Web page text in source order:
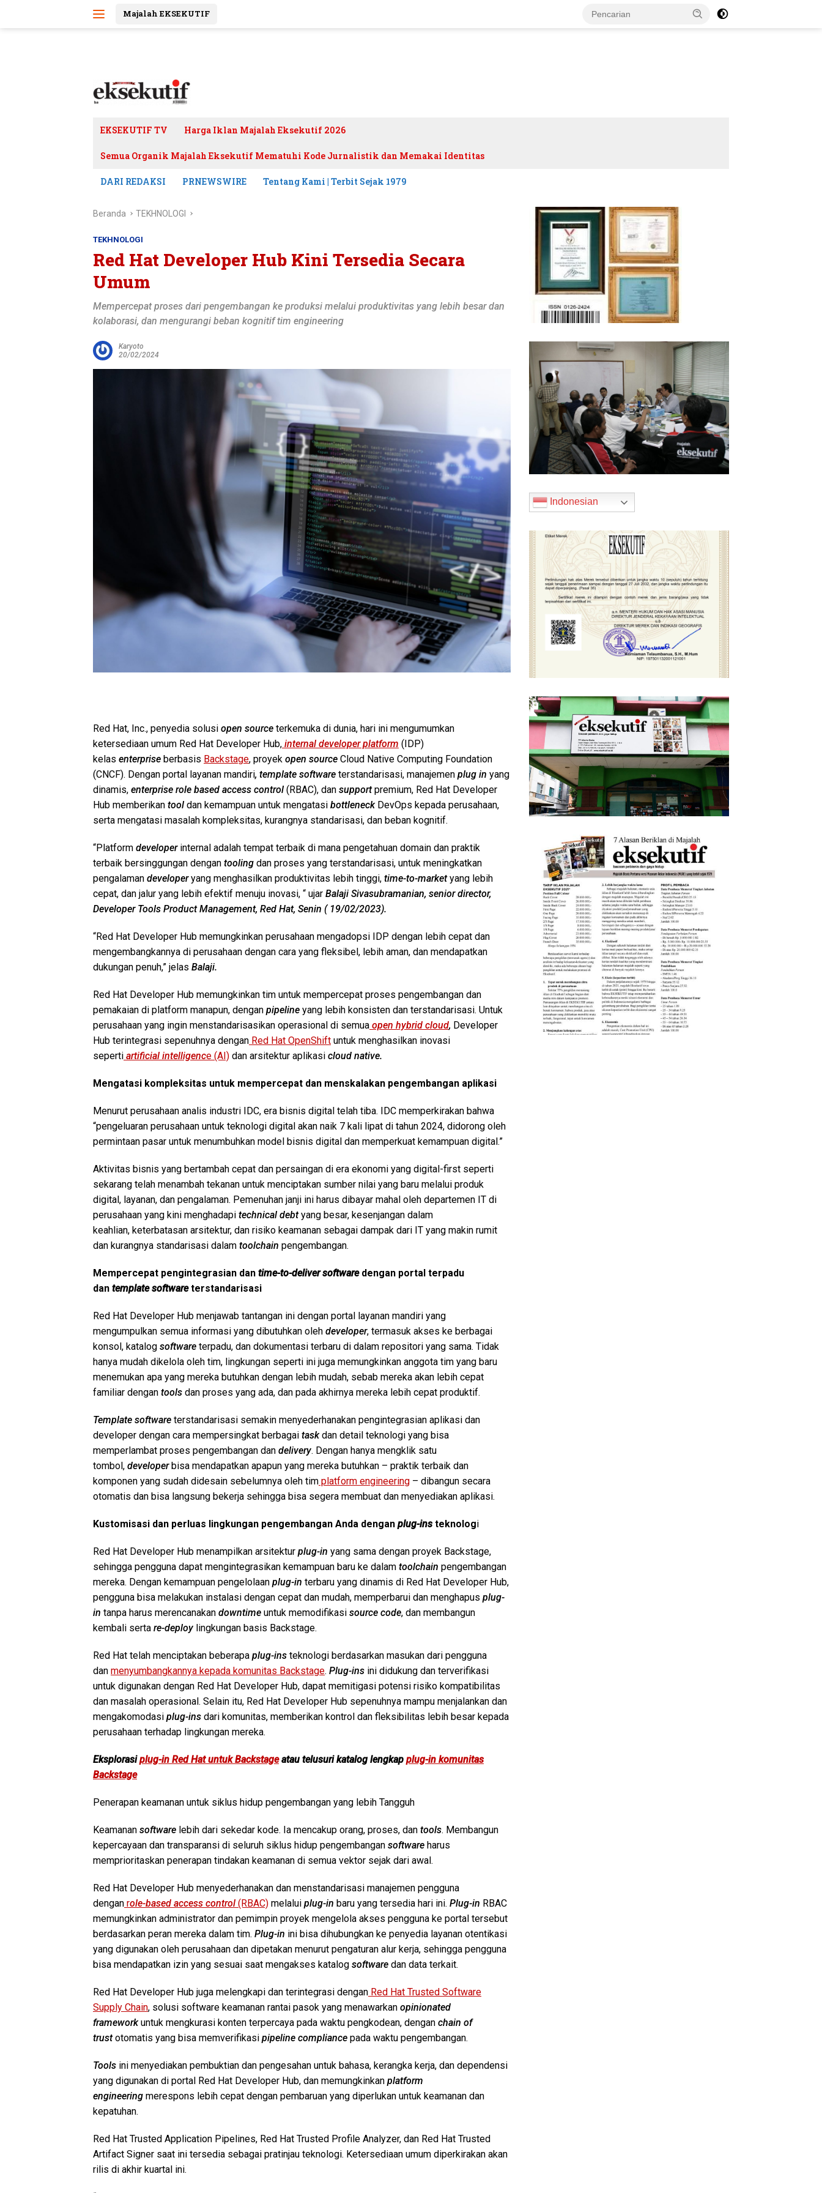
Majalah EKSEKUTIF
EKSEKUTIF TV Harga Iklan Majalah Eksekutif 2026
Semua Organik Majalah Eksekutif Mematuhi Kode Jurnalistik dan Memakai Identitas
DARI REDAKSI PRNEWSWIRE Tentang Kami | Terbit Sejak 1979
Beranda TEKHNOLOGI
TEKHNOLOGI
Red Hat Developer Hub Kini Tersedia Secara
Umum
Mempercepat proses dari pengembangan ke produksi melalui produktivitas yang lebih besar dan
kolaborasi, dan mengurangi beban kognitif tim engineering
Karyoto
20/02/2024
Red Hat, Inc., penyedia solusi open source terkemuka di dunia, hari ini mengumumkan
ketersediaan umum Red Hat Developer Hub, internal developer platform (IDP)
kelas enterprise berbasis Backstage, proyek open source Cloud Native Computing Foundation
(CNCF). Dengan portal layanan mandiri, template software terstandarisasi, manajemen plug in yang
dinamis, enterprise role based access control (RBAC), dan supportpremium, Red Hat Developer
Hub memberikan tool dan kemampuan untuk mengatasi bottleneck DevOps kepada perusahaan,
serta mengatasi masalah kompleksitas, kurangnya standarisasi, dan beban kognitif.
“Platform developerinternal adalah tempat terbaik di mana pengetahuan domain dan praktik
terbaik bersinggungan dengan tooling dan proses yang terstandarisasi, untuk meningkatkan
pengalaman developeryang menghasilkan produktivitas lebih tinggi, time-to-marketyang lebih
cepat, dan jalur yang lebih efektif menuju inovasi, “ ujar Balaji Sivasubramanian, senior director,
Developer Tools Product Management, Red Hat, Senin ( 19/02/2023).
“Red Hat Developer Hub memungkinkan perusahaan mengadopsi IDP dengan lebih cepat dan
mengembangkannya di perusahaan dengan cara yang fleksibel, lebih aman, dan mendapatkan
dukungan penuh,” jelas Balaji.
Red Hat Developer Hub memungkinkan tim untuk mempercepat proses pengembangan dan
pemakaian di platform manapun, dengan pipeline yang lebih konsisten dan terstandarisasi. Untuk
perusahaan yang ingin menstandarisasikan operasional di semua open hybrid cloud, Developer
Hub terintegrasi sepenuhnya dengan Red Hat OpenShift untuk menghasilkan inovasi
seperti artificial intelligence (AI) dan arsitektur aplikasi cloud native.
Mengatasi kompleksitas untuk mempercepat dan menskalakan pengembangan aplikasi
Menurut perusahaan analis industri IDC, era bisnis digital telah tiba. IDC memperkirakan bahwa
“pengeluaran perusahaan untuk teknologi digital akan naik 7 kali lipat di tahun 2024, didorong oleh
permintaan pasar untuk menumbuhkan model bisnis digital dan memperkuat kemampuan digital.”
Aktivitas bisnis yang bertambah cepat dan persaingan di era ekonomi yang digital-first seperti
sekarang telah menambah tekanan untuk menciptakan sumber nilai yang baru melalui produk
digital, layanan, dan pengalaman. Pemenuhan janji ini harus dibayar mahal oleh departemen IT di
perusahaan yang kini menghadapi technical debtyang besar, kesenjangan dalam
keahlian, keterbatasan arsitektur, dan risiko keamanan sebagai dampak dari IT yang makin rumit
dan kurangnya standarisasi dalam toolchain pengembangan.
Mempercepat pengintegrasian dan time-to-deliver softwaredengan portal terpadu
dan template softwareterstandarisasi
Red Hat Developer Hub menjawab tantangan ini dengan portal layanan mandiri yang
mengumpulkan semua informasi yang dibutuhkan oleh developer, termasuk akses ke berbagai
konsol, katalog software terpadu, dan dokumentasi terbaru di dalam repositori yang sama. Tidak
hanya mudah dikelola oleh tim, lingkungan seperti ini juga memungkinkan anggota tim yang baru
menemukan apa yang mereka butuhkan dengan lebih mudah, sebab mereka akan lebih cepat
familiar dengan tools dan proses yang ada, dan pada akhirnya mereka lebih cepat produktif.
Template software terstandarisasi semakin menyederhanakan pengintegrasian aplikasi dan
developer dengan cara mempersingkat berbagai taskdan detail teknologi yang bisa
memperlambat proses pengembangan dan delivery. Dengan hanya mengklik satu
tombol, developerbisa mendapatkan apapun yang mereka butuhkan – praktik terbaik dan
komponen yang sudah didesain sebelumnya oleh tim platform engineering – dibangun secara
otomatis dan bisa langsung bekerja sehingga bisa segera membuat dan menyediakan aplikasi.
Kustomisasi dan perluas lingkungan pengembangan Anda dengan plug-insteknologi
Red Hat Developer Hub menampilkan arsitektur plug-in yang sama dengan proyek Backstage,
sehingga pengguna dapat mengintegrasikan kemampuan baru ke dalam toolchain pengembangan
mereka. Dengan kemampuan pengelolaan plug-in terbaru yang dinamis di Red Hat Developer Hub,
pengguna bisa melakukan instalasi dengan cepat dan mudah, memperbarui dan menghapus plug-
in tanpa harus merencanakan downtime untuk memodifikasi source code, dan membangun
kembali serta re-deploy lingkungan basis Backstage.
Red Hat telah menciptakan beberapa plug-ins teknologi berdasarkan masukan dari pengguna
dan menyumbangkannya kepada komunitas Backstage. Plug-ins ini didukung dan terverifikasi
untuk digunakan dengan Red Hat Developer Hub, dapat memitigasi potensi risiko kompatibilitas
dan masalah operasional. Selain itu, Red Hat Developer Hub sepenuhnya mampu menjalankan dan
mengakomodasi plug-ins dari komunitas, memberikan kontrol dan fleksibilitas lebih besar kepada
perusahaan terhadap lingkungan mereka.
Eksplorasiplug-in Red Hat untuk Backstageatau telusuri katalog lengkap plug-in komunitas
Backstage
Penerapan keamanan untuk siklus hidup pengembangan yang lebih Tangguh
Keamanan software lebih dari sekedar kode. Ia mencakup orang, proses, dan tools. Membangun
kepercayaan dan transparansi di seluruh siklus hidup pengembangan software harus
memprioritaskan penerapan tindakan keamanan di semua vektor sejak dari awal.
Red Hat Developer Hub menyederhanakan dan menstandarisasi manajemen pengguna
dengan role-based access control (RBAC) melalui plug-in baru yang tersedia hari ini. Plug-in RBAC
memungkinkan administrator dan pemimpin proyek mengelola akses pengguna ke portal tersebut
berdasarkan peran mereka dalam tim. Plug-in ini bisa dihubungkan ke penyedia layanan otentikasi
yang digunakan oleh perusahaan dan dipetakan menurut pengaturan alur kerja, sehingga pengguna
bisa mendapatkan izin yang sesuai saat mengakses katalog software dan data terkait.
Red Hat Developer Hub juga melengkapi dan terintegrasi dengan Red Hat Trusted Software
Supply Chain, solusi software keamanan rantai pasok yang menawarkan opinionated
frameworkuntuk mengkurasi konten terpercaya pada waktu pengkodean, dengan chain of
trustotomatis yang bisa memverifikasi pipeline compliance pada waktu pengembangan.
Tools ini menyediakan pembuktian dan pengesahan untuk bahasa, kerangka kerja, dan dependensi
yang digunakan di portal Red Hat Developer Hub, dan memungkinkan platform
engineering merespons lebih cepat dengan pembaruan yang diperlukan untuk keamanan dan
kepatuhan.
Red Hat Trusted Application Pipelines, Red Hat Trusted Profile Analyzer, dan Red Hat Trusted
Artifact Signer saat ini tersedia sebagai pratinjau teknologi. Ketersediaan umum diperkirakan akan
rilis di akhir kuartal ini.
Indonesian